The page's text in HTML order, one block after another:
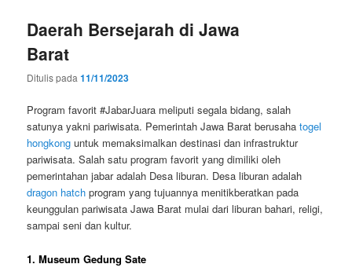
Daerah Bersejarah di Jawa
Barat
Ditulis pada11/11/2023
Program favorit #JabarJuara meliputi segala bidang, salah
satunya yakni pariwisata. Pemerintah Jawa Barat berusahatogel
hongkong untuk memaksimalkan destinasi dan infrastruktur
pariwisata. Salah satu program favorit yang dimiliki oleh
pemerintahan jabar adalah Desa liburan. Desa liburan adalah
dragon hatch program yang tujuannya menitikberatkan pada
keunggulan pariwisata Jawa Barat mulai dari liburan bahari, religi,
sampai seni dan kultur.
1. Museum Gedung Sate